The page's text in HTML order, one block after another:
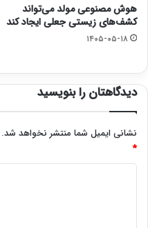
هوش مصنوعی مولد می‌تواند
کشف‌های زیستی جعلی ایجاد کند
۱۴۰۵-۰۵-۱۸
دیدگاهتان را بنویسید
نشانی ایمیل شما منتشر نخواهد شد.
*